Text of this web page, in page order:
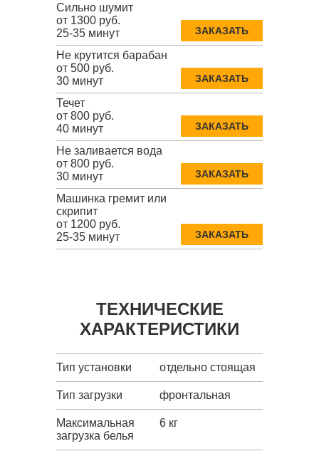
Сильно шумит
от 1300 руб.
25-35 минут
ЗАКАЗАТЬ
Не крутится барабан
от 500 руб.
30 минут
ЗАКАЗАТЬ
Течет
от 800 руб.
40 минут
ЗАКАЗАТЬ
Не заливается вода
от 800 руб.
30 минут
ЗАКАЗАТЬ
Машинка гремит или
скрипит
от 1200 руб.
25-35 минут
ЗАКАЗАТЬ
ТЕХНИЧЕСКИЕ
ХАРАКТЕРИСТИКИ
Тип установки отдельно стоящая
Тип загрузки фронтальная
Максимальная
загрузка белья
6 кг